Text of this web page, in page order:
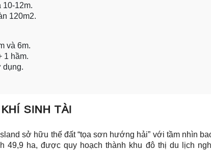
10-12m.
120m2.
và 6m.
1 hầm.
dụng.
SINH TÀI
sở hữu thế đất “tọa sơn hướng hải” với tầm nhìn
49,9 ha, được quy hoạch thành khu đô thị du lịch